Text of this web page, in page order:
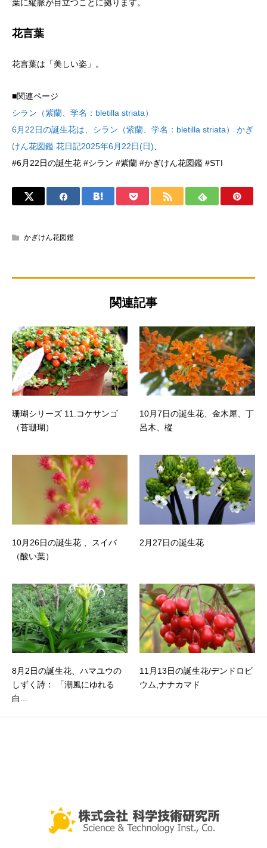
葉に縦脈が目立つことに拠ります。
花言葉
花言葉は「美しい姿」。
■関連ページ
シラン（紫蘭、学名：bletilla striata）
6月22日の誕生花は、シラン（紫蘭、学名：bletilla striata） かぎ
けん花図鑑 花日記2025年6月22日(日)
#6月22日の誕生花 #シラン #紫蘭 #かぎけん花図鑑 #STI
かぎけん花図鑑
関連記事
珊瑚シリーズ 11.コケサンゴ
（苔珊瑚）
10月7日の誕生花、金木犀、丁
呂木、樅
10月26日の誕生花 、スイバ
（酸い葉）
2月27日の誕生花
8月2日の誕生花、ハマユウの
しずく詩： 「潮風にゆれる
白...
11月13日の誕生花/デンドロビ
ウム,ナナカマド